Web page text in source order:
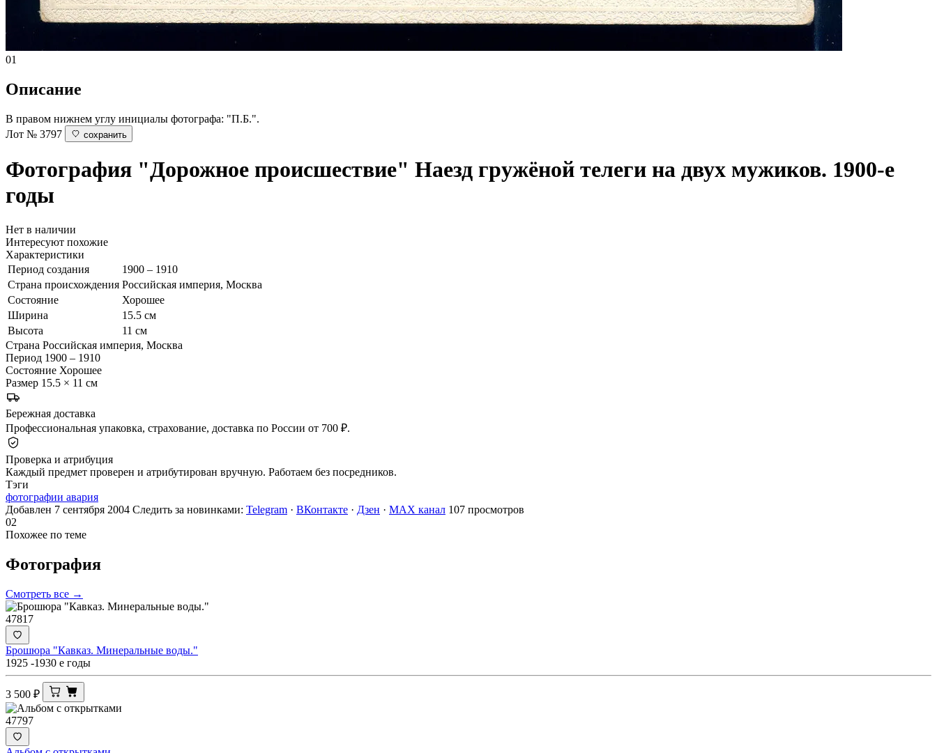
01
Описание
В правом нижнем углу инициалы фотографа: "П.Б.".
Лот № 3797
сохранить
Фотография "Дорожное происшествие" Наезд гружёной телеги на двух мужиков. 1900-е
годы
Нет в наличии
Интересуют похожие
Характеристики
Период создания
1900 – 1910
Страна происхождения Российская империя, Москва
Состояние
Хорошее
Ширина
15.5 см
Высота
11 см
Страна Российская империя, Москва
Период 1900 – 1910
Состояние Хорошее
Размер 15.5 × 11 см
Бережная доставка
Профессиональная упаковка, страхование, доставка по России от 700 ₽.
Проверка и атрибуция
Каждый предмет проверен и атрибутирован вручную. Работаем без посредников.
Тэги
фотографии авария
Добавлен 7 сентября 2004 Следить за новинками: Telegram · ВКонтакте · Дзен · MAX канал 107 просмотров
02
Похожее по теме
Фотография
Смотреть все →
47817
Брошюра "Кавказ. Минеральные воды."
1925 -1930 е годы
3 500 ₽
47797